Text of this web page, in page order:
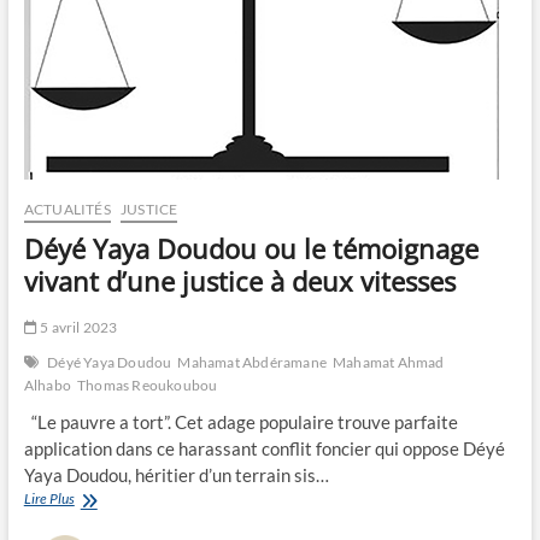
ACTUALITÉS JUSTICE
Déyé Yaya Doudou ou le témoignage
vivant d’une justice à deux vitesses
5 avril 2023
Déyé Yaya Doudou Mahamat Abdéramane Mahamat Ahmad
Alhabo Thomas Reoukoubou
“Le pauvre a tort”. Cet adage populaire trouve parfaite
application dans ce harassant conflit foncier qui oppose Déyé
Yaya Doudou, héritier d’un terrain sis…
Lire PlusDéyé